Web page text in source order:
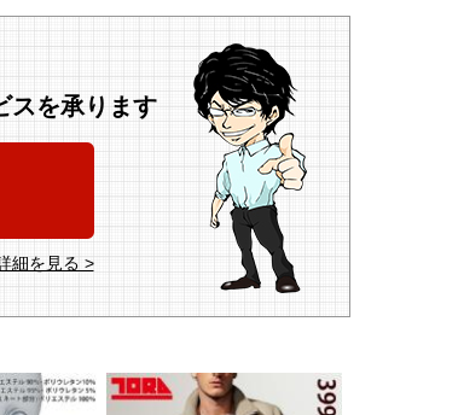
スを承ります
細を見る >